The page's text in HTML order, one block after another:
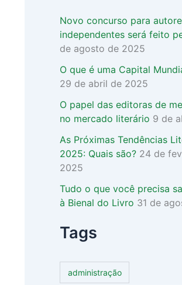
r
:
Novo concurso para
independentes será feito
de agosto de 2025
O que é uma Capital
29 de abril de 2025
O papel das editoras de
no mercado literário 9 de
As Próximas Tendências
2025: Quais são? 24 de
2025
Tudo o que você precisa
à Bienal do Livro 31 de
Tags
administração